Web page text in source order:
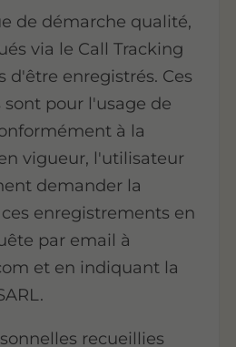
de démarche qualité,
via le Call Tracking
d'être enregistrés. Ces
pour l'usage de
à la
vigueur, l'utilisateur
demander la
enregistrements en
par email à
et en indiquant la
recueillies